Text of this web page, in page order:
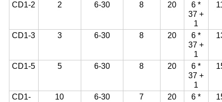
CD1-2 2 6-30 8 20
6 *
37 +
1
CD1-3 3 6-30 8 20
6 *
37 +
1
CD1-5 5 6-30 8 20
6 *
37 +
1
CD1- 10 6-30 7 20 6 *